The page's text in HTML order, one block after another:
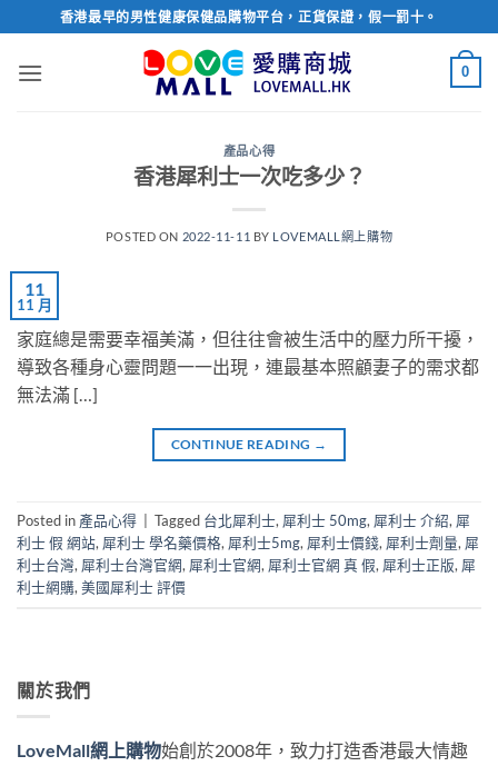
to
content
香港最早的男性健康保健品購物平台，正貨保證，假一罰十。
0
產品心得
香港犀利士一次吃多少？
POSTED ON 2022-11-11 BY LOVEMALL網上購物
11
11 月
家庭總是需要幸福美滿，但往往會被生活中的壓力所干擾，
導致各種身心靈問題一一出現，連最基本照顧妻子的需求都
無法滿 […]
CONTINUE READING →
Posted in 產品心得 Tagged 台北犀利士, 犀利士 50mg, 犀利士 介紹, 犀
利士 假 網站, 犀利士 學名藥價格, 犀利士5mg, 犀利士價錢, 犀利士劑量, 犀
利士台灣, 犀利士台灣官網, 犀利士官網, 犀利士官網 真 假, 犀利士正版, 犀
利士網購, 美國犀利士 評價
關於我們
LoveMall網上購物始創於2008年，致力打造香港最大情趣